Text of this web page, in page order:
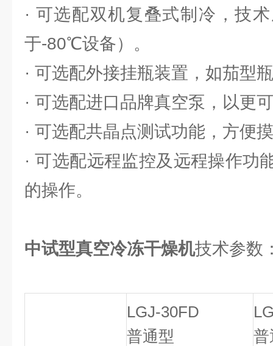
· 可选配双机复叠式制冷，技
于-80℃设备）。
· 可选配外接挂瓶装置，如茄型
· 可选配进口品牌真空泵，以更
· 可选配共晶点测试功能，方便
· 可选配远程监控及远程操作功
的操作。
中试型真空冷冻干燥机技术参数
LGJ-30FD
普通型
普